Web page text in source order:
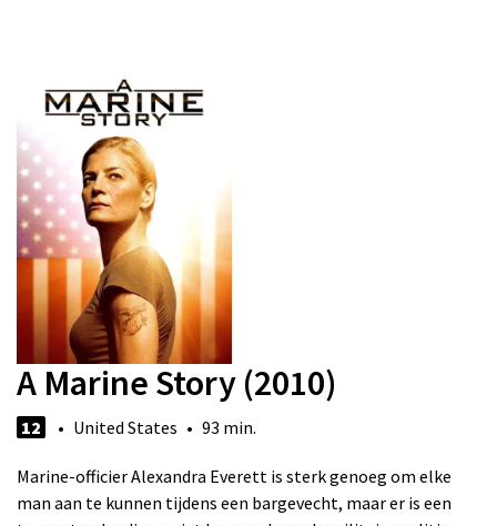
A Marine Story (2010)
12 • United States • 93 min.
Marine-officier Alexandra Everett is sterk genoeg om elke
man aan te kunnen tijdens een bargevecht, maar er is een